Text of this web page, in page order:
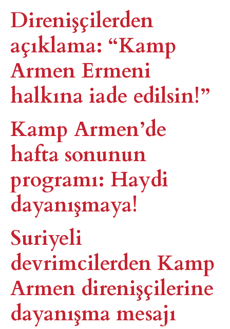
Direnişçilerden
açıklama: “Kamp
Armen Ermeni
halkına iade edilsin!”
Kamp Armen’de
hafta sonunun
programı: Haydi
dayanışmaya!
Suriyeli
devrimcilerden Kamp
Armen direnişçilerine
dayanışma mesajı